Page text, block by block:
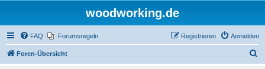
woodworking.de
FAQ Forumsregeln Anmelden
Registrieren
Foren-Übersicht